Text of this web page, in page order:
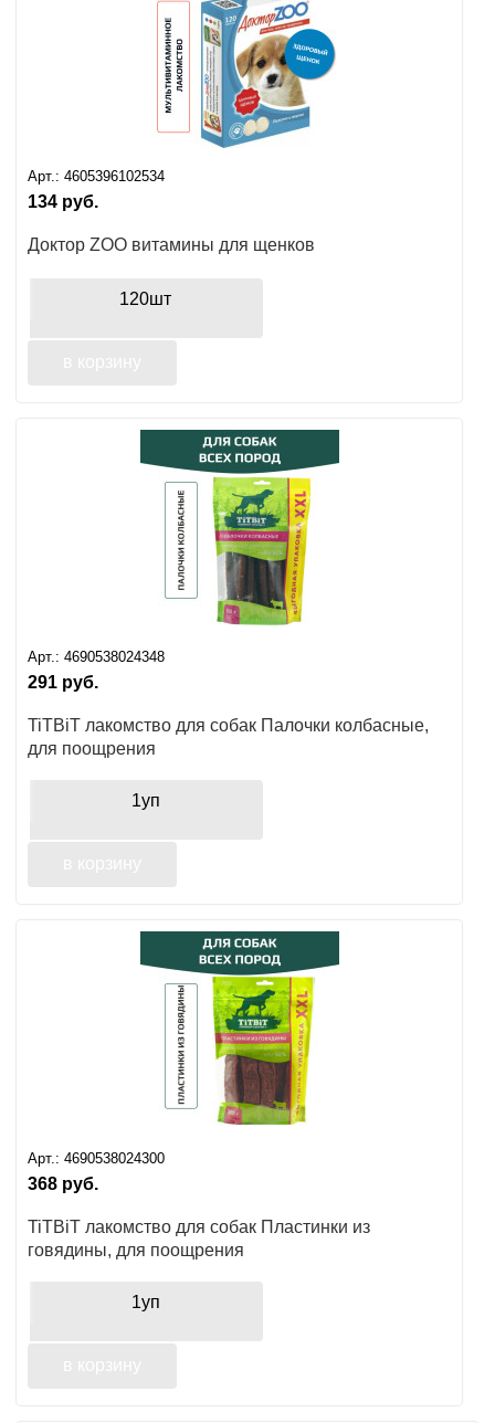
Арт.: 4605396102534
134 руб.
Доктор ZOO витамины для щенков
120шт
Арт.: 4690538024348
291 руб.
TiTBiT лакомство для собак Палочки колбасные,
для поощрения
1уп
Арт.: 4690538024300
368 руб.
TiTBiT лакомство для собак Пластинки из
говядины, для поощрения
1уп